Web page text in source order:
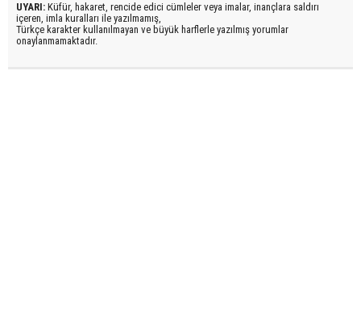
UYARI: Küfür, hakaret, rencide edici cümleler veya imalar, inançlara saldırı
içeren, imla kuralları ile yazılmamış,
Türkçe karakter kullanılmayan ve büyük harflerle yazılmış yorumlar
onaylanmamaktadır.